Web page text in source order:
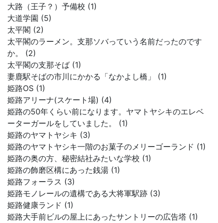
大路（王子？）予備校 (1)
大道学園 (5)
太平閣 (2)
太平閣のラーメン。支那ソバっていう名前だったのです
か。 (2)
太平閣の支那そば (1)
妻鹿駅そばの市川にかかる「なかよし橋」 (1)
姫路OS (1)
姫路アリーナ(スケート場) (4)
姫路の50年くらい前になります。ヤマトヤシキのエレベ
ーターガールをしていました。 (1)
姫路のヤマトヤシキ (3)
姫路のヤマトヤシキ一階のお菓子のメリーゴーランド (1)
姫路の奥の方、秘密結社みたいな学校 (1)
姫路の飾磨区構にあった銭湯 (1)
姫路フォーラス (3)
姫路モノレールの遺構である大将軍駅跡 (3)
姫路健康ランド (1)
姫路大手前ビルの屋上にあったサントリーの広告塔 (1)